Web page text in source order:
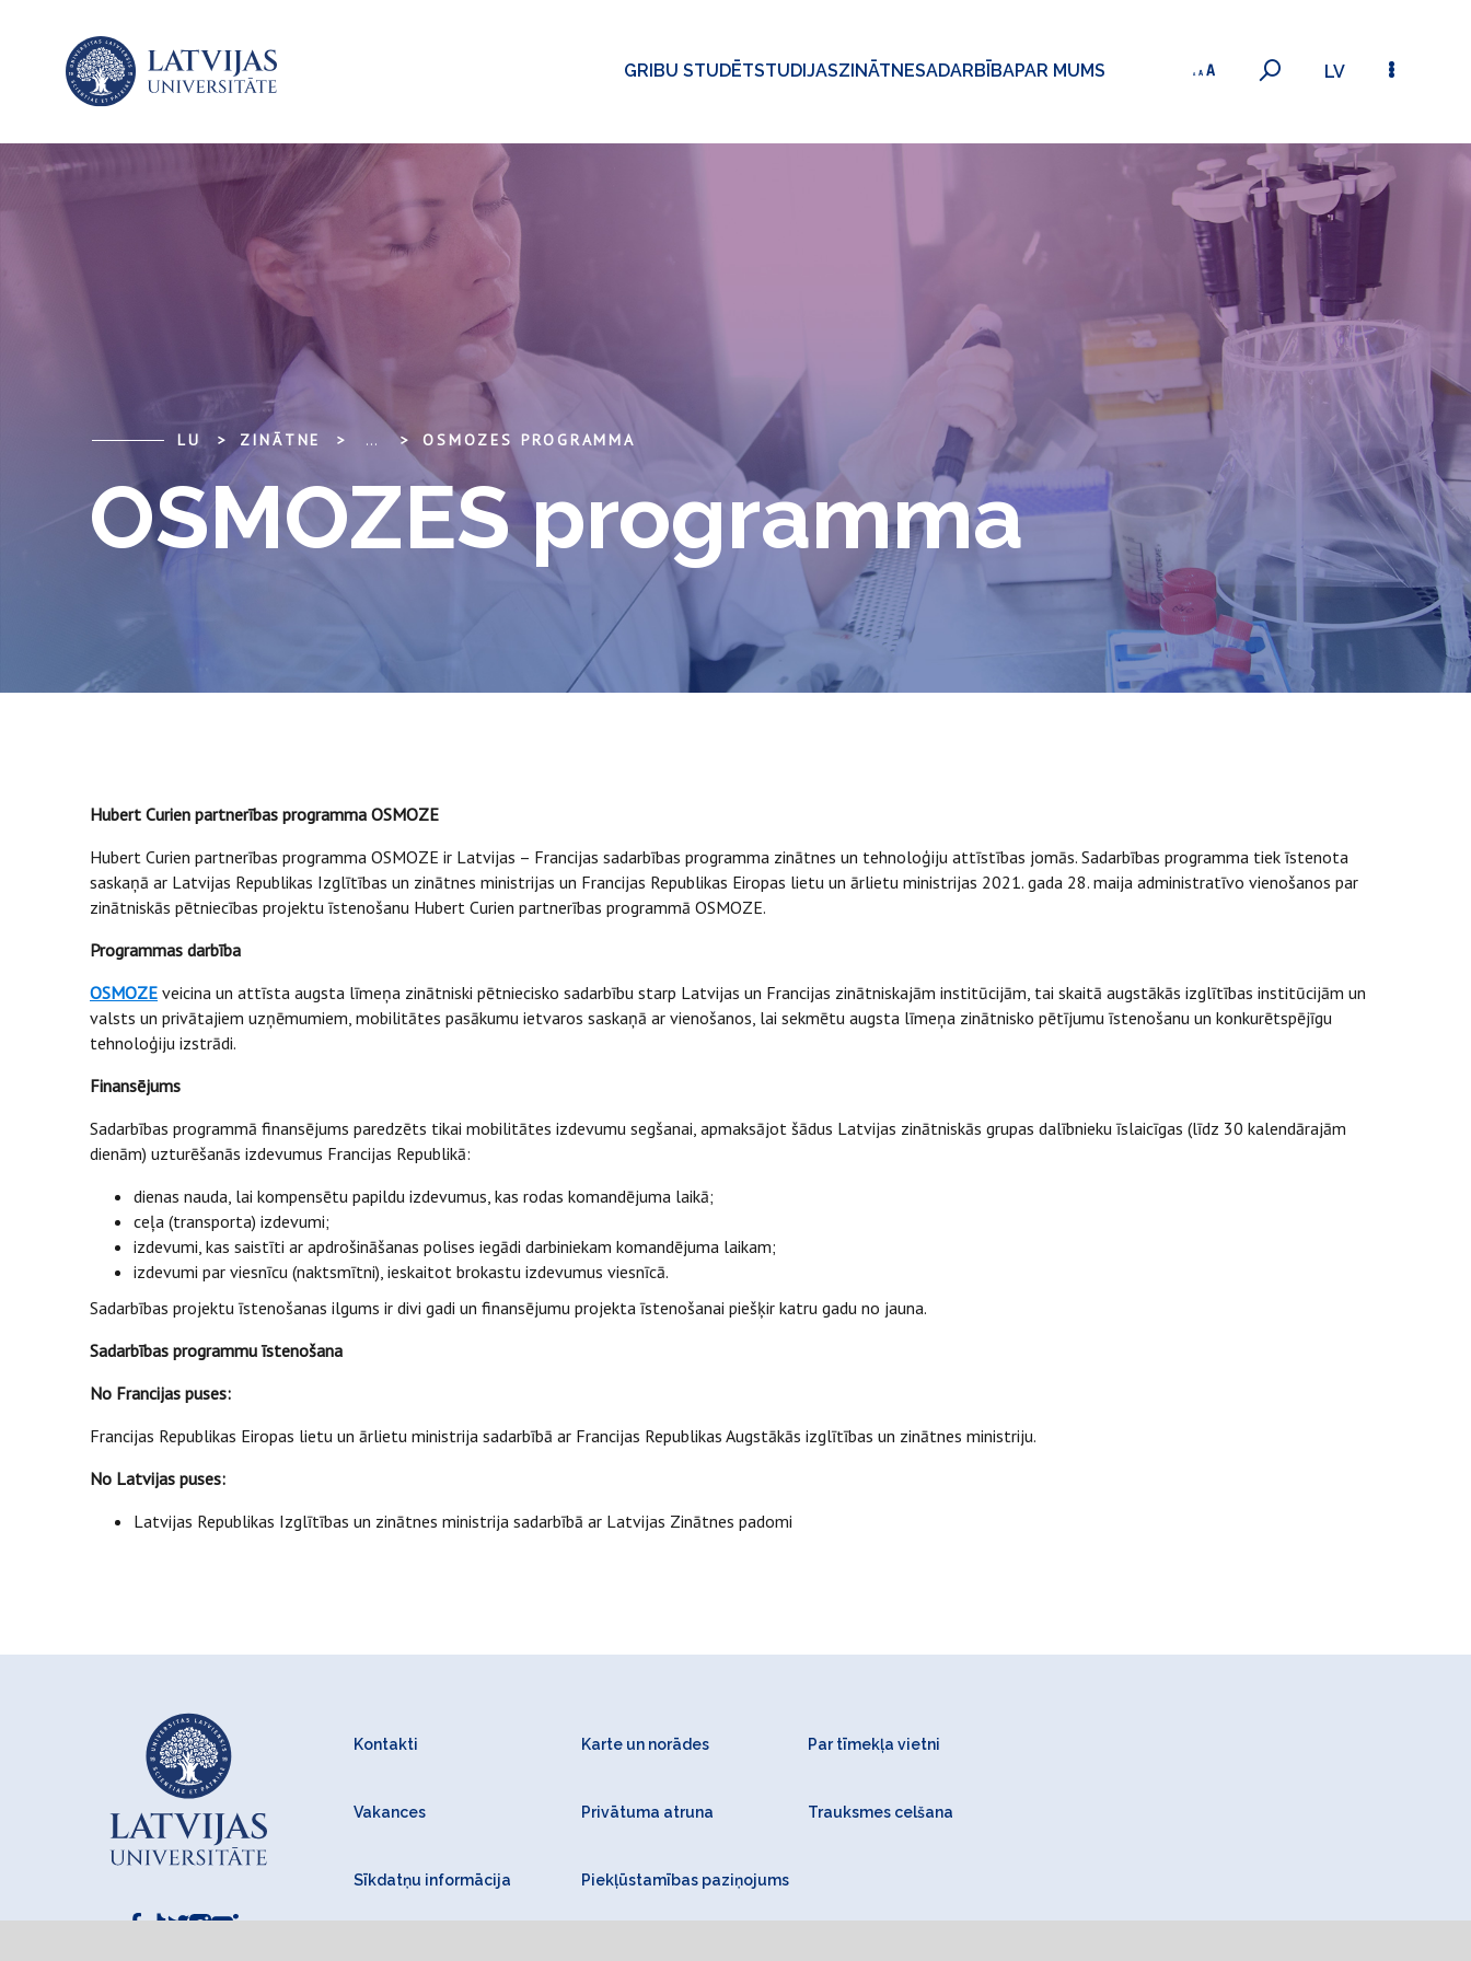
GRIBU STUDĒTSTUDIJASZINĀTNESADARBĪBAPAR MUMS LV
LU ZINĀTNE ... OSMOZES PROGRAMMA
OSMOZES programma
Hubert Curien partnerības programma OSMOZE
Hubert Curien partnerības programma OSMOZE ir Latvijas – Francijas sadarbības programma zinātnes un tehnoloģiju attīstības jomās. Sadarbības programma tiek īstenota
saskaņā ar Latvijas Republikas Izglītības un zinātnes ministrijas un Francijas Republikas Eiropas lietu un ārlietu ministrijas 2021. gada 28. maija administratīvo vienošanos par
zinātniskās pētniecības projektu īstenošanu Hubert Curien partnerības programmā OSMOZE.
Programmas darbība
OSMOZE veicina un attīsta augsta līmeņa zinātniski pētniecisko sadarbību starp Latvijas un Francijas zinātniskajām institūcijām, tai skaitā augstākās izglītības institūcijām un
valsts un privātajiem uzņēmumiem, mobilitātes pasākumu ietvaros saskaņā ar vienošanos, lai sekmētu augsta līmeņa zinātnisko pētījumu īstenošanu un konkurētspējīgu
tehnoloģiju izstrādi.
Finansējums
Sadarbības programmā finansējums paredzēts tikai mobilitātes izdevumu segšanai, apmaksājot šādus Latvijas zinātniskās grupas dalībnieku īslaicīgas (līdz 30 kalendārajām
dienām) uzturēšanās izdevumus Francijas Republikā:
dienas nauda, lai kompensētu papildu izdevumus, kas rodas komandējuma laikā;
ceļa (transporta) izdevumi;
izdevumi, kas saistīti ar apdrošināšanas polises iegādi darbiniekam komandējuma laikam;
izdevumi par viesnīcu (naktsmītni), ieskaitot brokastu izdevumus viesnīcā.
Sadarbības projektu īstenošanas ilgums ir divi gadi un finansējumu projekta īstenošanai piešķir katru gadu no jauna.
Sadarbības programmu īstenošana
No Francijas puses:
Francijas Republikas Eiropas lietu un ārlietu ministrija sadarbībā ar Francijas Republikas Augstākās izglītības un zinātnes ministriju.
No Latvijas puses:
Latvijas Republikas Izglītības un zinātnes ministrija sadarbībā ar Latvijas Zinātnes padomi
Kontakti Karte un norādes Par tīmekļa vietni
Vakances Privātuma atruna Trauksmes celšana
Sīkdatņu informācija Piekļūstamības paziņojums